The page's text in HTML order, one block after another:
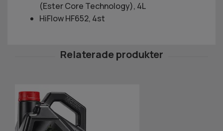
(Ester Core Technology), 4L
HiFlow HF652, 4st